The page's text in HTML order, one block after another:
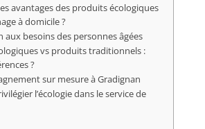
avantages des produits écologiques
à domicile ?
aux besoins des personnes âgées
vs produits traditionnels :
?
sur mesure à Gradignan
l’écologie dans le service de